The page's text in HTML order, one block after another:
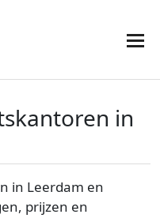
in
in Leerdam en
prijzen en